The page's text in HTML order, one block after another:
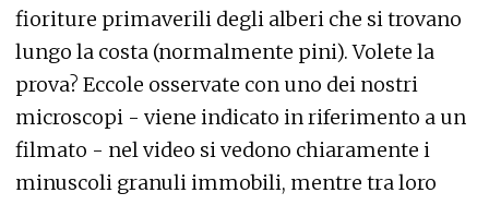
fioriture primaverili degli alberi che si trovano
lungo la costa (normalmente pini). Volete la
prova? Eccole osservate con uno dei nostri
microscopi - viene indicato in riferimento a un
filmato - nel video si vedono chiaramente i
minuscoli granuli immobili, mentre tra loro